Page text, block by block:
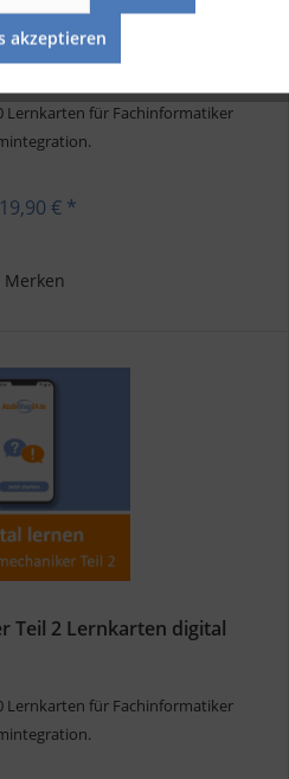
Lernkarten digital
Lernkarten für Fachinformatiker
€ *
Merken
Teil 2 Lernkarten digital
Lernkarten für Fachinformatiker
akzeptieren